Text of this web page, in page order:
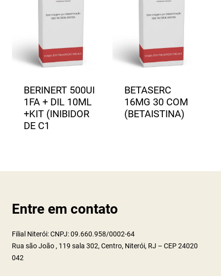
BERINERT 500UI
1FA + DIL 10ML
+KIT (INIBIDOR
DE C1
BETASERC
16MG 30 COM
(BETAISTINA)
Entre em contato
Filial Niterói: CNPJ: 09.660.958/0002-64
Rua são João , 119 sala 302, Centro, Niterói, RJ – CEP 24020
042